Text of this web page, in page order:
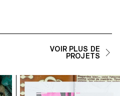
VOIR PLUS DE
PROJETS